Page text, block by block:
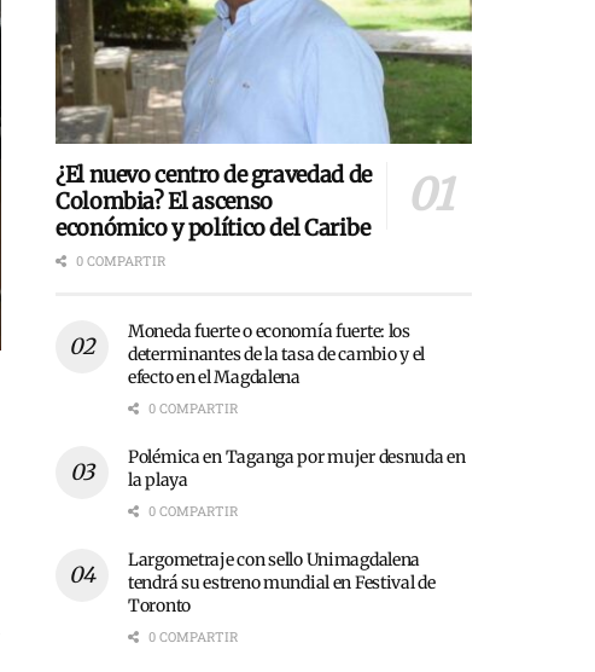
¿El nuevo centro de gravedad de
Colombia? El ascenso
económico y político del Caribe
0 COMPARTIR
Moneda fuerte o economía fuerte: los
determinantes de la tasa de cambio y el
efecto en el Magdalena
0 COMPARTIR
Polémica en Taganga por mujer desnuda en
la playa
0 COMPARTIR
Largometraje con sello Unimagdalena
tendrá su estreno mundial en Festival de
Toronto
0 COMPARTIR